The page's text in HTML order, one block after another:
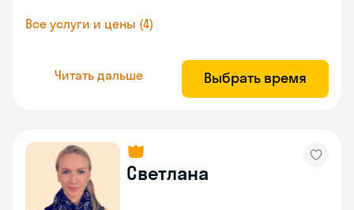
Все услуги и цены (4)
Читать дальше Выбрать время
Светлана